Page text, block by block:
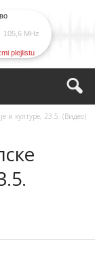
105,6 MHz
и културе, 23.5. (Видео)